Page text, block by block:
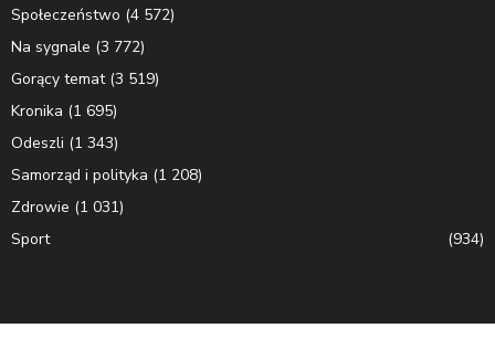
Społeczeństwo (4 572)
Na sygnale (3 772)
Gorący temat(3 519)
Kronika (1 695)
Odeszli (1 343)
Samorząd i polityka (1 208)
Zdrowie (1 031)
Sport
(934)